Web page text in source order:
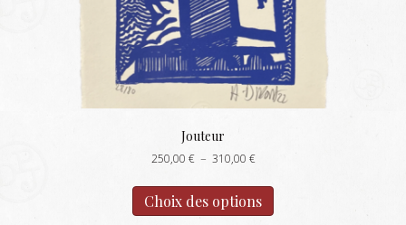
Jouteur
250,00 € – 310,00 €Plage
prix :
250,00 €
à
Choix des options
a